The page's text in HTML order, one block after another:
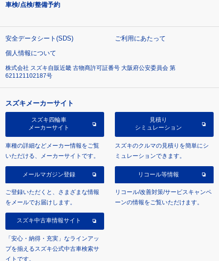
車検/点検/整備予約
安全データシート(SDS)
ご利用にあたって
個人情報について
株式会社 スズキ自販近畿 古物商許可証番号 大阪府公安委員会 第
621121102187号
スズキメーカーサイト
スズキ四輪車
メーカーサイト
車種の詳細などメーカー情報をご覧
いただける、メーカーサイトです。
見積り
シミュレーション
スズキのクルマの見積りを簡単にシ
ミュレーションできます。
メールマガジン登録
ご登録いただくと、さまざまな情報
をメールでお届けします。
リコール等情報
リコール/改善対策/サービスキャンペ
ーンの情報をご覧いただけます。
スズキ中古車情報サイト
「安心・納得・充実」なラインアッ
プを揃えるスズキ公式中古車検索サ
イトです。